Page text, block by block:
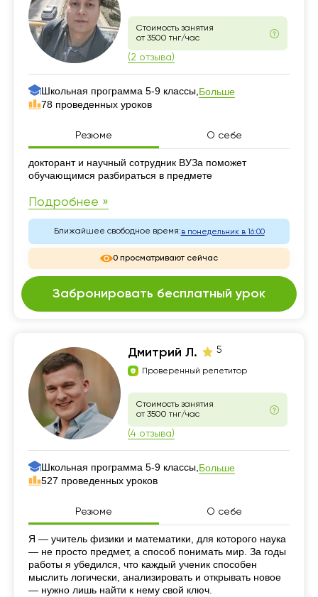
Стоимость занятия
от 3500 тнг/час
(2 отзыва)
Школьная программа 5-9 классы, Больше
78 проведенных уроков
Резюме О себе
Резюме
докторант и научный сотрудник ВУЗа поможет
обучающимся разбираться в предмете
Подробнее »
Ближайшее свободное время:в понедельник в 16:00
0 просматривают сейчас
Забронировать бесплатный урок
Дмитрий Л. 5
Проверенный репетитор
Стоимость занятия
от 3500 тнг/час
(4 отзыва)
Школьная программа 5-9 классы, Больше
527 проведенных уроков
Резюме О себе
Резюме
Я — учитель физики и математики, для которого наука
— не просто предмет, а способ понимать мир. За годы
работы я убедился, что каждый ученик способен
мыслить логически, анализировать и открывать новое
— нужно лишь найти к нему свой ключ.